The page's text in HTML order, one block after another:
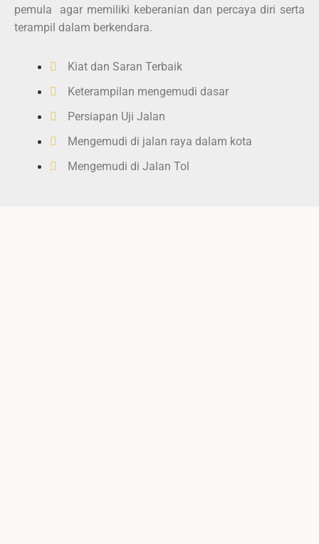
pemula agar memiliki keberanian dan percaya diri serta
terampil dalam berkendara.
Kiat dan Saran Terbaik
Keterampilan mengemudi dasar
Persiapan Uji Jalan
Mengemudi di jalan raya dalam kota
Mengemudi di Jalan Tol